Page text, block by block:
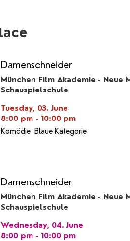
Damenschneider
München Film Akademie - Neue
Schauspielschule
Tuesday, 03. June
8:00 pm - 10:00 pm
Komödie Blaue Kategorie
Damenschneider
München Film Akademie - Neue
Schauspielschule
Wednesday, 04. June
8:00 pm - 10:00 pm